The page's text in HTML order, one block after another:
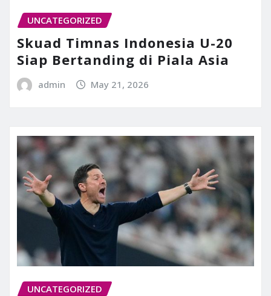
UNCATEGORIZED
Skuad Timnas Indonesia U-20
Siap Bertanding di Piala Asia
admin May 21, 2026
UNCATEGORIZED